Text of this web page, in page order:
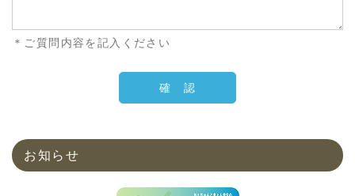
＊ご質問内容を記入ください
お知らせ